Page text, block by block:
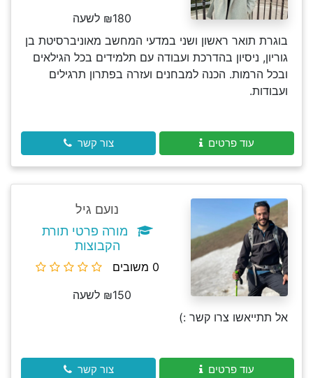
₪180 לשעה
בוגרת תואר ראשון ושני במדעי המחשב מאוניברסיטת בן
גוריון, ניסיון בהדרכת ועבודה עם תלמידים בכל הגילאים
ובכל הרמות. הכנה למבחנים ועזרה בפתרון תרגילים
ועבודות.
עוד פרטים צור קשר
נועם גיל
מורה פרטי תורת
הקבוצות
0 משובים
₪150 לשעה
אל תתייאשו צרו קשר :)
עוד פרטים צור קשר